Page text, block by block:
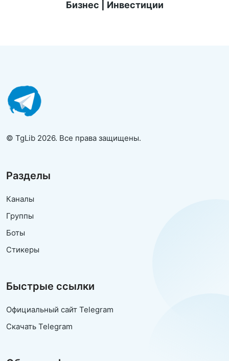
Бизнес | Инвестиции
© TgLib 2026. Все права защищены.
Разделы
Каналы
Группы
Боты
Стикеры
Быстрые ссылки
Официальный сайт Telegram
Скачать Telegram